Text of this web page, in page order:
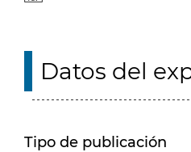
Datos del
Tipo de publicación